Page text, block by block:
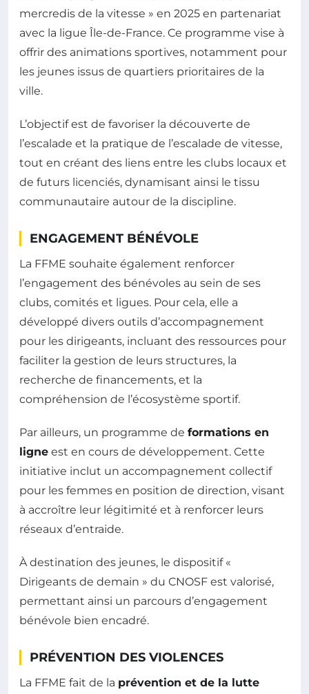
mercredis de la vitesse » en 2025 en partenariat
avec la ligue Île-de-France. Ce programme vise à
offrir des animations sportives, notamment pour
les jeunes issus de quartiers prioritaires de la
ville.
L’objectif est de favoriser la découverte de
l’escalade et la pratique de l’escalade de vitesse,
tout en créant des liens entre les clubs locaux et
de futurs licenciés, dynamisant ainsi le tissu
communautaire autour de la discipline.
ENGAGEMENT BÉNÉVOLE
La FFME souhaite également renforcer
l’engagement des bénévoles au sein de ses
clubs, comités et ligues. Pour cela, elle a
développé divers outils d’accompagnement
pour les dirigeants, incluant des ressources pour
faciliter la gestion de leurs structures, la
recherche de financements, et la
compréhension de l’écosystème sportif.
Par ailleurs, un programme de formations en
ligne est en cours de développement. Cette
initiative inclut un accompagnement collectif
pour les femmes en position de direction, visant
à accroître leur légitimité et à renforcer leurs
réseaux d’entraide.
À destination des jeunes, le dispositif «
Dirigeants de demain » du CNOSF est valorisé,
permettant ainsi un parcours d’engagement
bénévole bien encadré.
PRÉVENTION DES VIOLENCES
La FFME fait de la prévention et de la lutte